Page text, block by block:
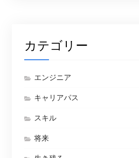
カテゴリー
エンジニア
キャリアパス
スキル
将来